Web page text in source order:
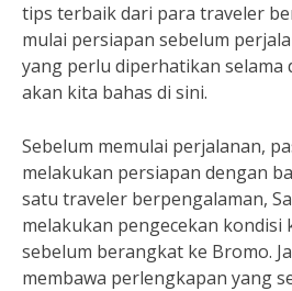
tips terbaik dari para traveler
mulai persiapan sebelum
yang perlu diperhatikan selama
akan kita bahas di sini.
Sebelum memulai perjalanan,
melakukan persiapan dengan
satu traveler berpengalaman,
melakukan pengecekan kondisi
sebelum berangkat ke Bromo.
membawa perlengkapan yang